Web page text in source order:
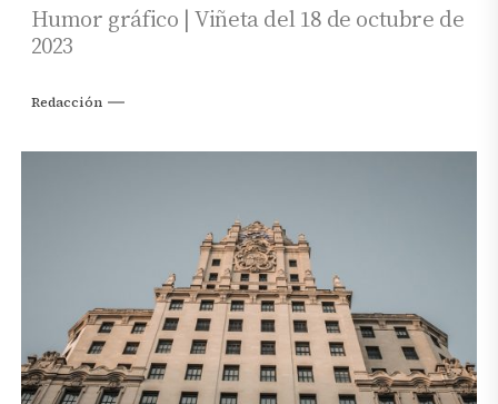
Humor gráfico | Viñeta del 18 de octubre de
2023
Redacción